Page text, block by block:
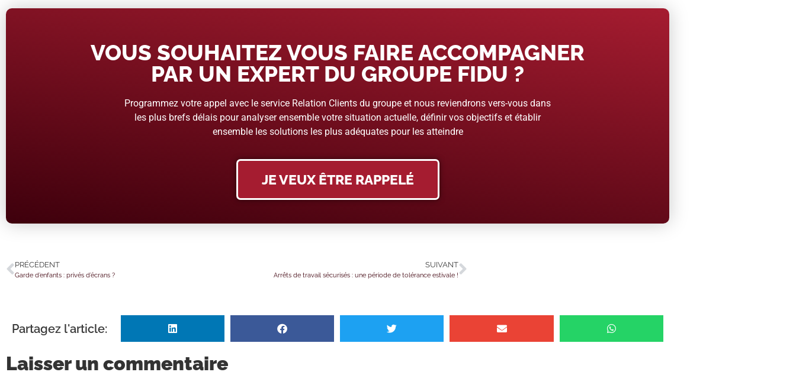
VOUS SOUHAITEZ VOUS FAIRE ACCOMPAGNER
PAR UN EXPERT DU GROUPE FIDU ?
Programmez votre appel avec le service Relation Clients du groupe et nous reviendrons vers-vous dans
les plus brefs délais pour analyser ensemble votre situation actuelle, définir vos objectifs et établir
ensemble les solutions les plus adéquates pour les atteindre
JE VEUX ÊTRE RAPPELÉ
PRÉCÉDENT
Garde d’enfants : privés d’écrans ?
SUIVANT
Arrêts de travail sécurisés : une période de tolérance estivale !
Partagez l'article:
Laisser un commentaire